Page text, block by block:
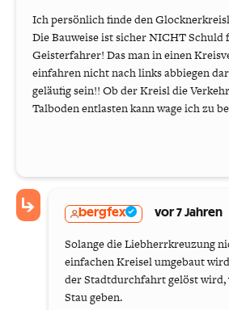
Ich persönlich finde den
Die Bauweise ist sicher NICHT Schuld
Geisterfahrer! Das man in einen
einfahren nicht nach links abbiegen
geläufig sein!! Ob der Kreisl die
Talboden entlasten kann wage ich zu
bergfex vor 7 Jahren
Solange die Liebherrkreuzung
einfachen Kreisel umgebaut
der Stadtdurchfahrt gelöst wird,
Stau geben.